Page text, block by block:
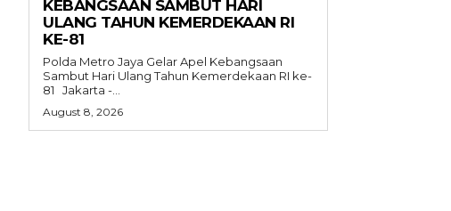
KEBANGSAAN SAMBUT HARI
ULANG TAHUN KEMERDEKAAN RI
KE-81
Polda Metro Jaya Gelar Apel Kebangsaan
Sambut Hari Ulang Tahun Kemerdekaan RI ke-
81 Jakarta -...
August 8, 2026